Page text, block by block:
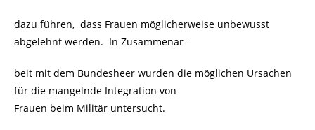
dazu führen, dass Frauen möglicherweise unbewusst
abgelehnt werden. In Zusammenar-
beit mit dem Bundesheer wurden die möglichen Ursachen
für die mangelnde Integration von
Frauen beim Militär untersucht.